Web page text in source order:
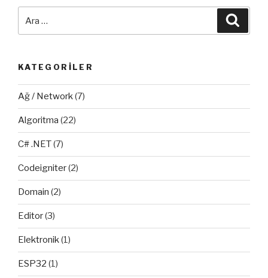
KATEGORILER
Ağ / Network(7)
Algoritma (22)
C# .NET(7)
Codeigniter(2)
Domain (2)
Editor(3)
Elektronik(1)
ESP32 (1)